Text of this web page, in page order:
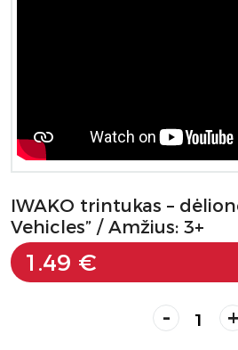
IWAKO trintukas –
Vehicles” / Amžius: 3+
1.49 €
- +